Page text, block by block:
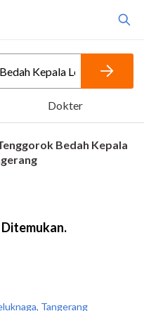
Tangerang